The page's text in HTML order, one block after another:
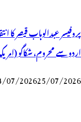
پروفیسر عبدالوہاب قیصر کا
اردو سے محروم، شکاگو
07/202625/07/2026